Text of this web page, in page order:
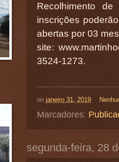
Recolhimento
inscrições
abertas por 03
site:
3524-1273.
on janeiro 31, 2019
Marcadores:
segunda-feira, 28